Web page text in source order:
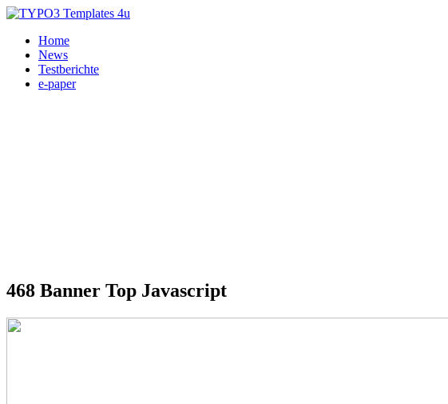
Home
News
Testberichte
e-paper
468 Banner Top Javascript